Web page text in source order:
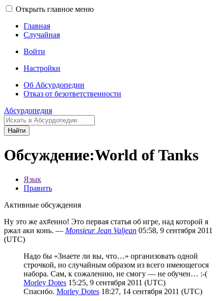
Открыть главное меню
Главная
Случайная
Войти
Настройки
Об Абсурдопедии
Отказ от безответственности
Абсурдопедия
Найти
Обсуждение:World of Tanks
Язык
Править
Активные обсуждения
Ну это же ах#енно! Это первая статья об игре, над которой я
ржал аки конь. — Monsieur Jean Valjean 05:58, 9 сентября 2011
(UTC)
Надо бы «Знаете ли вы, что…» организовать одной
строчкой, но случайным образом из всего имеющегося
набора. Сам, к сожалению, не смогу — не обучен… :-(
Morley Dotes 15:25, 9 сентября 2011 (UTC)
Спасибо. Morley Dotes 18:27, 14 сентября 2011 (UTC)